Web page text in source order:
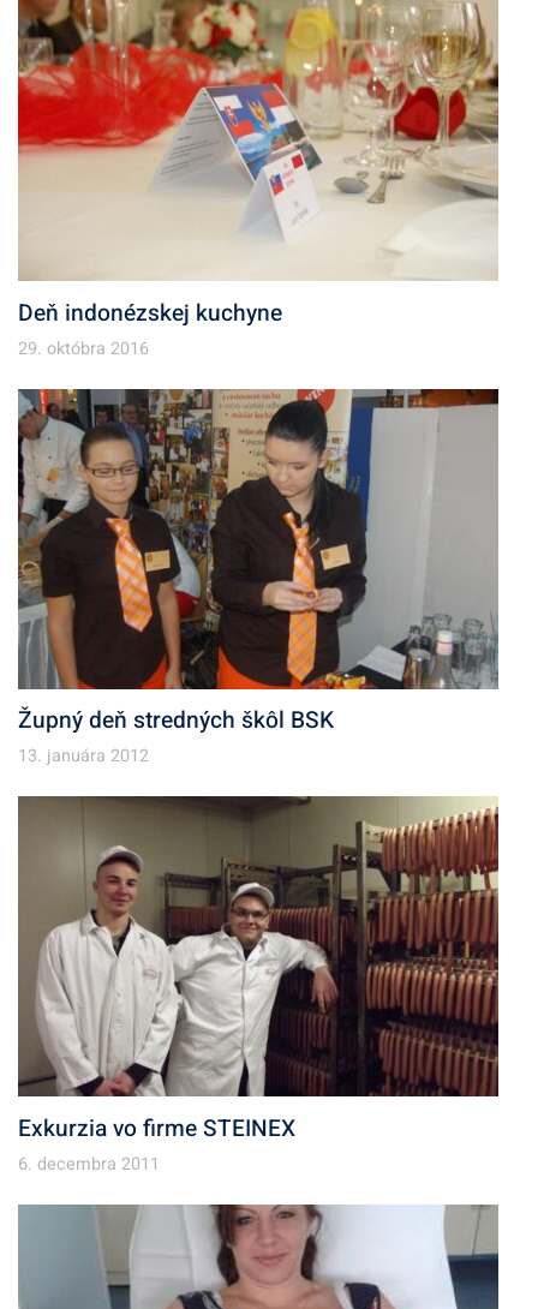
v
Deň indonézskej kuchyne
29. októbra 2016
Župný deň stredných škôl BSK
13. januára 2012
Exkurzia vo firme STEINEX
6. decembra 2011